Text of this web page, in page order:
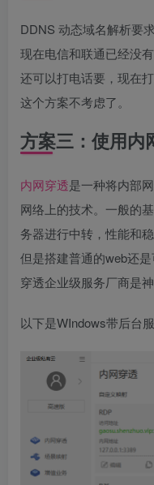
DDNS 动态域名解析要
现在电信和联通已经没
还可以打电话要，现在
这个方案不考虑了。
方案三：使用内
内网穿透是一种将内部
网络上的技术。一般的
务器进行中转，性能和
但是搭建普通的web还
穿透企业级服务厂商是神
以下是WIndows带后台